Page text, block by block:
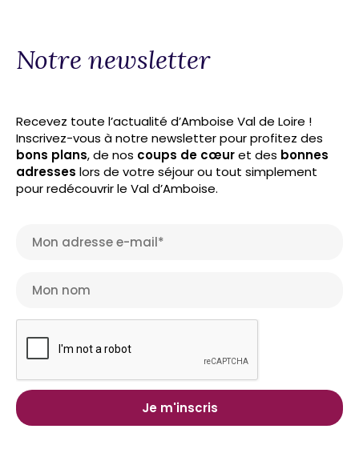
Notre newsletter
Recevez toute l’actualité d’Amboise Val de Loire !
Inscrivez-vous à notre newsletter pour profitez des
bons plans, de nos coups de cœuret des bonnes
adresses lors de votre séjour ou tout simplement
pour redécouvrir le Val d’Amboise.